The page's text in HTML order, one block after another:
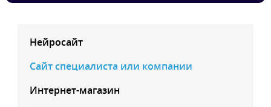
Нейросайт
Сайт специалиста или компании
Интернет-магазин